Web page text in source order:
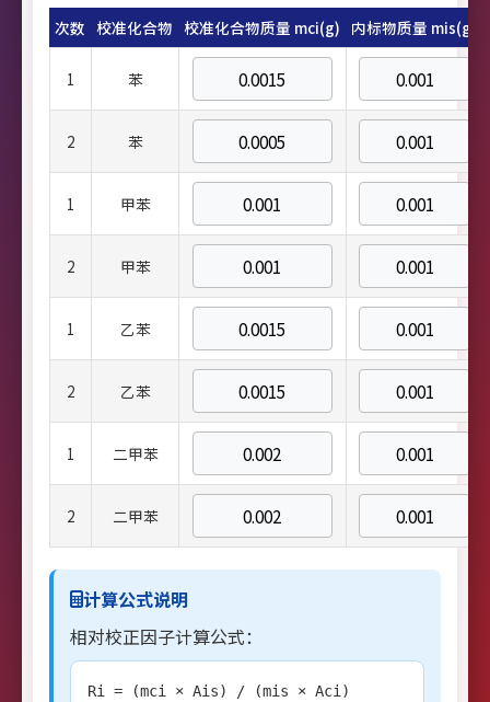
次数 校准化合物 校准化合物质量 mci(g) 内标物质量 mis(g)
1 苯
2 苯
1 甲苯
2 甲苯
1 乙苯
2 乙苯
1 二甲苯
2 二甲苯
计算公式说明
相对校正因子计算公式：
Ri = (mci × Ais) / (mis × Aci)